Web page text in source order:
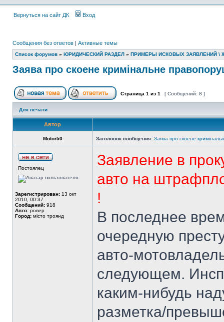
Вернуться на сайт ДК Вход
Сообщения без ответов | Активные темы
Список форумов » ЮРИДИЧЕСКИЙ РАЗДЕЛ » ПРИМЕРЫ ИСКОВЫХ ЗАЯВЛЕНИЙ \
Заява про скоене кримінальне
Страница 1 из 1 [ Сообщений: 8 ]
Для печати
Автор
Motor50 Заголовок сообщения: Заява про скоене
Постоялец
Зарегистрирован: 13 окт
2010, 00:37
Сообщений: 918
Авто: ровер
Город: місто троянд
Заявление в
авто на
!
В последнее
очередную
авто-
следующем.
каким-нибудь
разметка/